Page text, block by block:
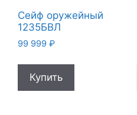
Сейф оружейный
1235БВЛ
99 999 ₽
Купить